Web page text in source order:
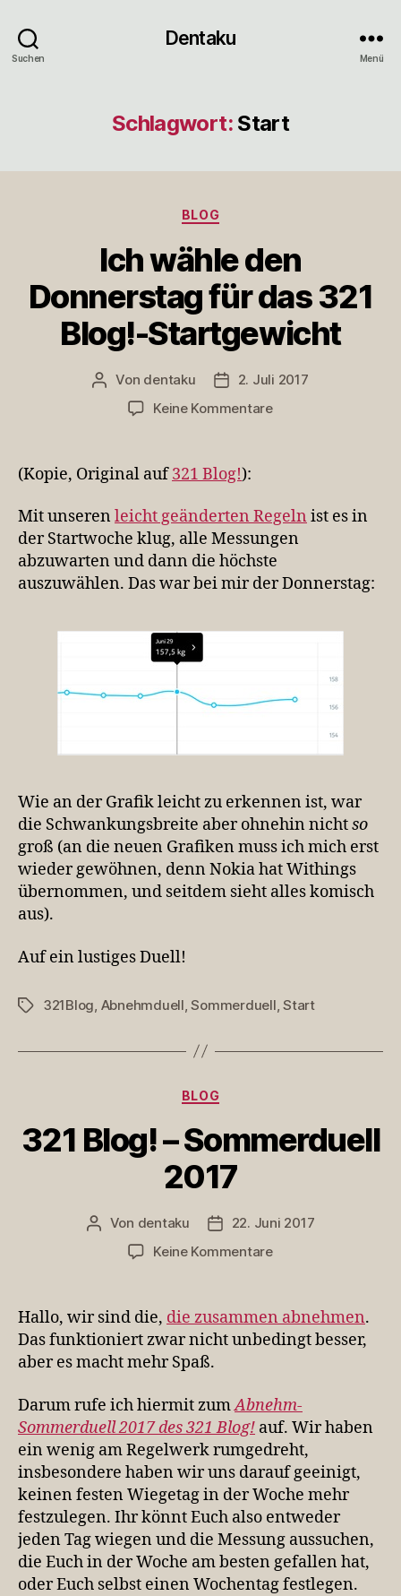
Suchen
Dentaku
Menü
Schlagwort: Start
Kategorien
BLOG
Ich wähle den
Donnerstag für das 321
Blog!-Startgewicht
Beitragsautor
Von dentaku Veröffentlichungsdatum
2. Juli 2017
Keine Kommentarezu
das
321
Blog!-
Startgewicht
(Kopie, Original auf321 Blog!):
Mit unseren leicht geänderten Regeln ist es in
der Startwoche klug, alle Messungen
abzuwarten und dann die höchste
auszuwählen. Das war bei mir der Donnerstag:
Wie an der Grafik leicht zu erkennen ist, war
die Schwankungsbreite aber ohnehin nichtso
groß (an die neuen Grafiken muss ich mich erst
wieder gewöhnen, denn Nokia hat Withings
übernommen, und seitdem sieht alles komisch
aus).
Auf ein lustiges Duell!
Schlagwörter
321Blog Abnehmduell ,Sommerduell ,Start
Kategorien
BLOG
321 Blog! – Sommerduell
2017
Beitragsautor
Von dentaku Veröffentlichungsdatum
22. Juni 2017
Keine Kommentarezu
–
Sommerduell
2017
Hallo, wir sind die, die zusammen abnehmen.
Das funktioniert zwar nicht unbedingt besser,
aber es macht mehr Spaß.
Darum rufe ich hiermit zumAbnehm-
Sommerduell 2017 des 321 Blog! auf. Wir haben
ein wenig am Regelwerk rumgedreht,
insbesondere haben wir uns darauf geeinigt,
keinen festen Wiegetag in der Woche mehr
festzulegen. Ihr könnt Euch also entweder
jeden Tag wiegen und die Messung aussuchen,
die Euch in der Woche am besten gefallen hat,
oder Euch selbst einen Wochentag festlegen.